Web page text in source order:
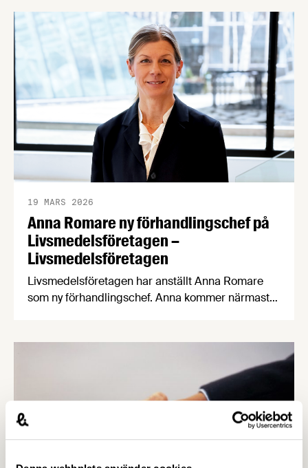
Livsmedelsföretagen. Patrick efterträder Sofie
Eliasson Morsink som lämnar posten efter fyra år.
Anna Romare ny förhandlingschef på
Livsmedelsföretagen –
Livsmedelsföretagen
19 MARS 2026
Livsmedelsföretagen har anställt Anna Romare
som ny förhandlingschef. Anna kommer närmast
inom förhandling och arbetsrätt.